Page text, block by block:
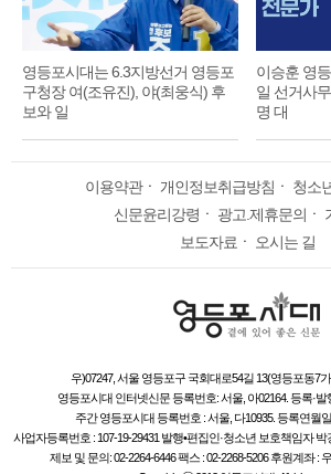
영등포시대는 6.3지방선거 영등포
구청장 여(조유진), 야(최웅식) 후
보와 일
이승훈 영
일 선거사
명 대
이용약관ㆍ 개인정보취급방침 ㆍ 청소
신문윤리강령 ㆍ 광고.제휴문의 ㆍ
보도자료ㆍ 오시는 길
우)07247, 서울 영등포구 국회대로54길 13(영등포동7
영등포시대 인터넷신문 등록번호: 서울, 아02164. 등록·발
주간 영등포시대 등록번호 : 서울, 다10935. 등록연월
사업자등록번호 : 107-19-29431 발행•편집인·청소년 보호책임자 박
제보 및 문의: 02-2264-6446 팩스 : 02-2268-5206 후원계좌 :